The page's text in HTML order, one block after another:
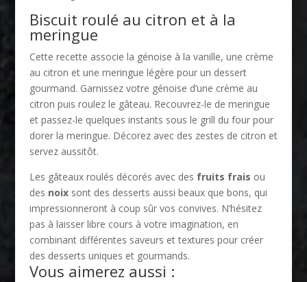
Biscuit roulé au citron et à la
meringue
Cette recette associe la génoise à la vanille, une crème
au citron et une meringue légère pour un dessert
gourmand. Garnissez votre génoise d’une crème au
citron puis roulez le gâteau. Recouvrez-le de meringue
et passez-le quelques instants sous le grill du four pour
dorer la meringue. Décorez avec des zestes de citron et
servez aussitôt.
Les gâteaux roulés décorés avec des fruits frais ou
des noixsont des desserts aussi beaux que bons, qui
impressionneront à coup sûr vos convives. N’hésitez
pas à laisser libre cours à votre imagination, en
combinant différentes saveurs et textures pour créer
des desserts uniques et gourmands.
Vous aimerez aussi :